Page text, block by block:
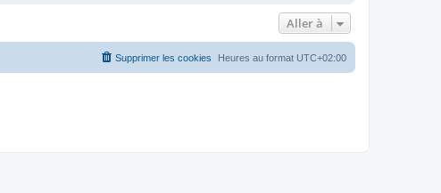
Aller à
Heures au format UTC+02:00
Supprimer les cookies